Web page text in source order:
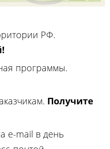
РФ.
программы.
Получите
e-mail в день